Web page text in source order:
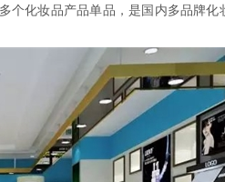
个化妆品产品单品，是国内多品牌化